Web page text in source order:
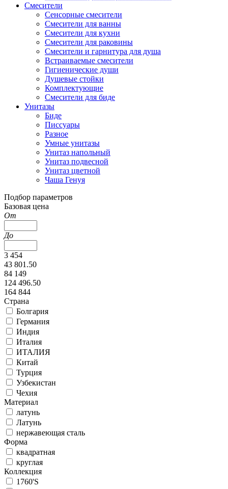
Смесители
Сенсорные смесители
Смесители для ванны
Смесители для кухни
Смесители для раковины
Смесители и гарнитура для душа
Встраиваемые смесители
Гигиенические души
Душевые стойки
Комплектующие
Смесители для биде
Унитазы
Биде
Писсуары
Разное
Умные унитазы
Унитаз напольный
Унитаз подвесной
Унитаз цветной
Чаша Генуя
Подбор параметров
Базовая цена
От
До
3 454
43 801.50
84 149
124 496.50
164 844
Страна
Болгария
Германия
Индия
Италия
ИТАЛИЯ
Китай
Турция
Узбекистан
Чехия
Материал
латунь
Латунь
нержавеющая сталь
Форма
квадратная
круглая
Коллекция
1760'S